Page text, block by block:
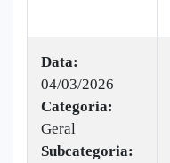
Data:
04/03/2026
Categoria:
Geral
Subcategoria: